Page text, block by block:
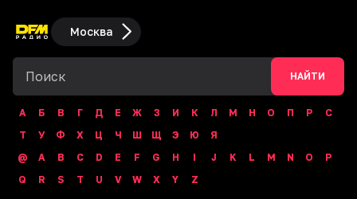
Москва
НАЙТИ
А Б В Г Д Е Ж З И К Л М Н О П Р
С
Т
У Ф Х Ц Ч Ш Щ Э Ю
Я
@
A B C D E F G H I J K L M N O
P
Q
R S T U V W X Y Z